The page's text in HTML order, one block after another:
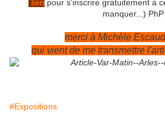
(lien pour s'inscrire gratuitement à
manquer...) PhP
merci à Michèle
qui vient de me transmettre
#Expositions